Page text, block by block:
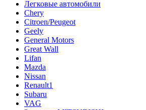
Легковые автомобили
Chery
Citroen/Peugeot
Geely
General Motors
Great Wall
Lifan
Mazda
Nissan
Renault1
Subaru
VAG